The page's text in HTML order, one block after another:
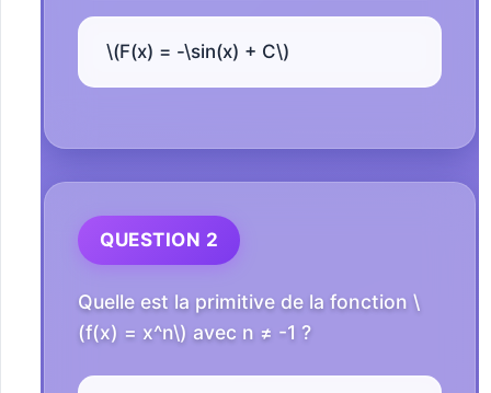
\(F(x) = -\sin(x) + C\)
QUESTION 2
Quelle est la primitive de la fonction \
(f(x) = x^n\) avec n ≠ -1 ?